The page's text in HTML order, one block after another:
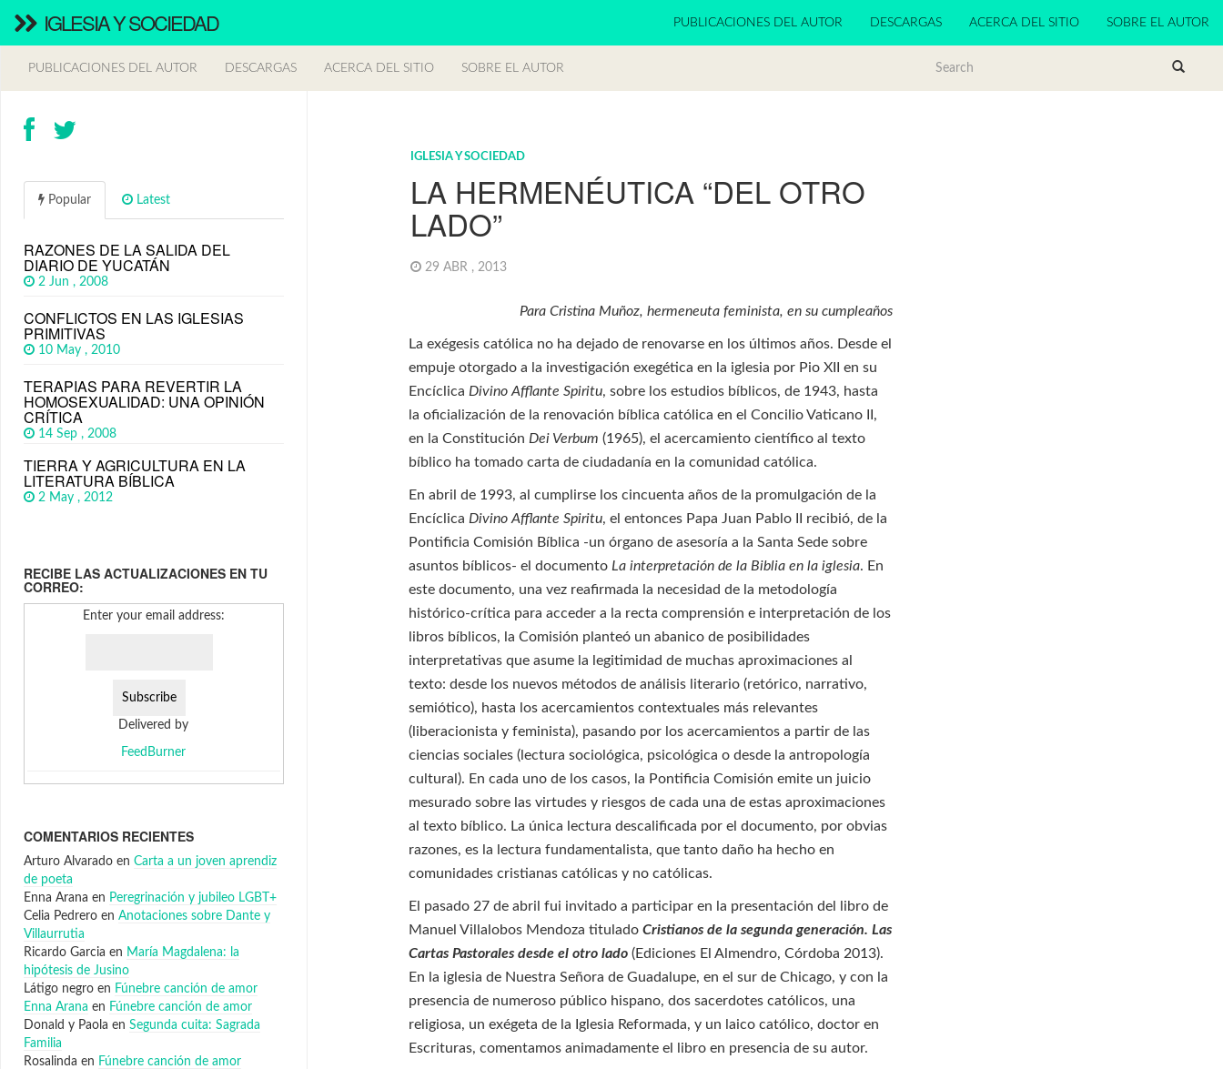
IGLESIA Y SOCIEDAD PUBLICACIONES DEL AUTOR DESCARGAS ACERCA DEL SITIO SOBRE EL AUTOR
PUBLICACIONES DEL AUTOR DESCARGAS ACERCA DEL SITIO SOBRE EL AUTOR
IGLESIA Y SOCIEDAD
LA HERMENÉUTICA “DEL OTRO
LADO”
29 ABR , 2013
Para Cristina Muñoz, hermeneuta feminista, en su cumpleaños
La exégesis católica no ha dejado de renovarse en los últimos años. Desde el
empuje otorgado a la investigación exegética en la iglesia por Pio XII en su
EncíclicaDivino Afflante Spiritu, sobre los estudios bíblicos, de 1943, hasta
la oficialización de la renovación bíblica católica en el Concilio Vaticano II,
en la ConstituciónDei Verbum (1965), el acercamiento científico al texto
bíblico ha tomado carta de ciudadanía en la comunidad católica.
En abril de 1993, al cumplirse los cincuenta años de la promulgación de la
EncíclicaDivino Afflante Spiritu, el entonces Papa Juan Pablo II recibió, de la
Pontificia Comisión Bíblica -un órgano de asesoría a la Santa Sede sobre
asuntos bíblicos- el documentoLa interpretación de la Biblia en la iglesia. En
este documento, una vez reafirmada la necesidad de la metodología
histórico-crítica para acceder a la recta comprensión e interpretación de los
libros bíblicos, la Comisión planteó un abanico de posibilidades
interpretativas que asume la legitimidad de muchas aproximaciones al
texto: desde los nuevos métodos de análisis literario (retórico, narrativo,
semiótico), hasta los acercamientos contextuales más relevantes
(liberacionista y feminista), pasando por los acercamientos a partir de las
ciencias sociales (lectura sociológica, psicológica o desde la antropología
cultural). En cada uno de los casos, la Pontificia Comisión emite un juicio
mesurado sobre las virtudes y riesgos de cada una de estas aproximaciones
al texto bíblico. La única lectura descalificada por el documento, por obvias
razones, es la lectura fundamentalista, que tanto daño ha hecho en
comunidades cristianas católicas y no católicas.
El pasado 27 de abril fui invitado a participar en la presentación del libro de
Manuel Villalobos Mendoza tituladoCristianos de la segunda generación. Las
Cartas Pastorales desde el otro lado (Ediciones El Almendro, Córdoba 2013).
En la iglesia de Nuestra Señora de Guadalupe, en el sur de Chicago, y con la
presencia de numeroso público hispano, dos sacerdotes católicos, una
religiosa, un exégeta de la Iglesia Reformada, y un laico católico, doctor en
Escrituras, comentamos animadamente el libro en presencia de su autor.
Popular Latest
RAZONES DE LA SALIDA DEL
DIARIO DE YUCATÁN
2 Jun , 2008
CONFLICTOS EN LAS IGLESIAS
PRIMITIVAS
10 May , 2010
TERAPIAS PARA REVERTIR LA
HOMOSEXUALIDAD: UNA OPINIÓN
CRÍTICA
14 Sep , 2008
TIERRA Y AGRICULTURA EN LA
LITERATURA BÍBLICA
2 May , 2012
RECIBE LAS ACTUALIZACIONES EN TU
CORREO:
Enter your email address:
Delivered by
FeedBurner
COMENTARIOS RECIENTES
Arturo Alvarado en Carta a un joven aprendiz
de poeta
Enna Arana en Peregrinación y jubileo LGBT+
Celia Pedrero en Anotaciones sobre Dante y
Villaurrutia
Ricardo Garcia en María Magdalena: la
hipótesis de Jusino
Látigo negro en Fúnebre canción de amor
Enna Arana en Fúnebre canción de amor
Donald y Paola en Segunda cuita: Sagrada
Familia
Rosalinda en Fúnebre canción de amor